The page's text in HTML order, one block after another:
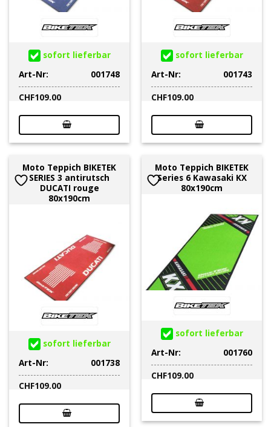
sofort lieferbar
Art-Nr:
001748
CHF109.00
sofort lieferbar
Art-Nr:
001743
CHF109.00
Moto Teppich BIKETEK
SERIES 3 antirutsch
DUCATI rouge
80x190cm
sofort lieferbar
Art-Nr:
001738
CHF109.00
Moto Teppich BIKETEK
Series 6 Kawasaki KX
80x190cm
sofort lieferbar
Art-Nr:
001760
CHF109.00